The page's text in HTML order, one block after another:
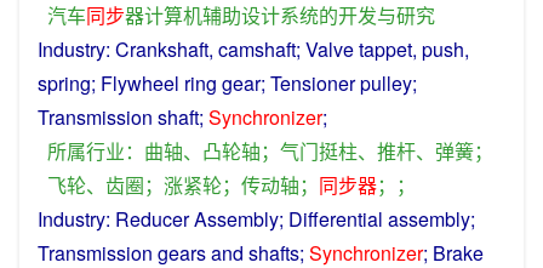
汽车同步器计算机辅助设计系统的开发与研究
Industry: Crankshaft, camshaft; Valvetappet, push,
spring; Flywheel ring gear; Tensioner pulley;
Transmission shaft; Synchronizer;
所属行业： 曲轴、 凸轮轴； 气门挺柱、 推杆、 弹簧；
飞轮、 齿圈； 涨紧轮； 传动轴； 同步器；；
Industry: ReducerAssembly; Differential assembly;
Transmission gearsand shafts; Synchronizer; Brake